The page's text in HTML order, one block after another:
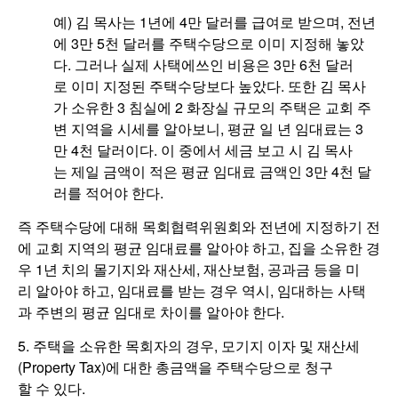
예) 김 목사는 1년에 4만 달러를 급여로 받으며, 전년
에 3만 5천 달러를 주택수당으로 이미 지정해 놓았
다. 그러나 실제 사택에쓰인 비용은 3만 6천 달러
로 이미 지정된 주택수당보다 높았다. 또한 김 목사
가 소유한 3 침실에 2 화장실 규모의 주택은 교회 주
변 지역을 시세를 알아보니, 평균 일 년 임대료는 3
만 4천 달러이다. 이 중에서 세금 보고 시 김 목사
는 제일 금액이 적은 평균 임대료 금액인 3만 4천 달
러를 적어야 한다.
즉 주택수당에 대해 목회협력위원회와 전년에 지정하기 전
에 교회 지역의 평균 임대료를 알아야 하고, 집을 소유한 경
우 1년 치의 몰기지와 재산세, 재산보험, 공과금 등을 미
리 알아야 하고, 임대료를 받는 경우 역시, 임대하는 사택
과 주변의 평균 임대로 차이를 알아야 한다.
5. 주택을 소유한 목회자의 경우, 모기지 이자 및 재산세
(Property Tax)에 대한 총금액을 주택수당으로 청구
할 수 있다.